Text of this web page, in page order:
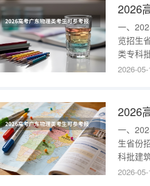
一、
览招生
类专科
(校本部
2026-
一、
生省份
科批建
技术(校
2026-